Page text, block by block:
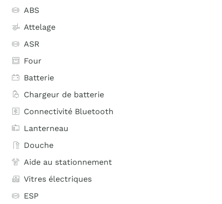
ABS
Attelage
ASR
Four
Batterie
Chargeur de batterie
Connectivité Bluetooth
Lanterneau
Douche
Aide au stationnement
Vitres électriques
ESP